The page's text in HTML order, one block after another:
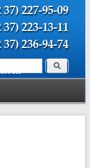
Поиск